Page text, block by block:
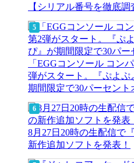
【シリアル番号を徹底調
「EGGコンソール コン
弾がスタート。『ぷよ
期間限定で30パーセント
8月27日20時の生配信で
新作追加ソフトを発表！